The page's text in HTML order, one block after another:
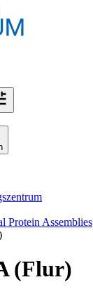
Protein Assemblies
(Flur)